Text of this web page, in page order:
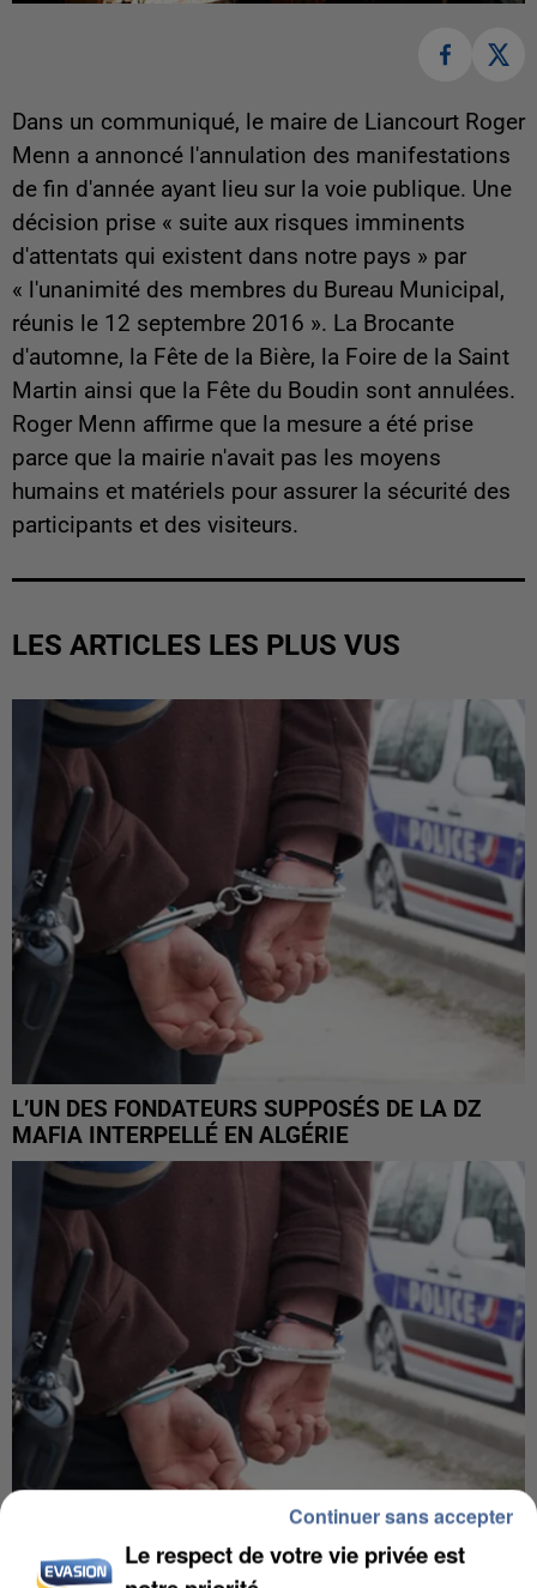
Dans un communiqué, le maire de Liancourt Roger
Menn a annoncé l'annulation des manifestations
de fin d'année ayant lieu sur la voie publique. Une
décision prise « suite aux risques imminents
d'attentats qui existent dans notre pays » par
« l'unanimité des membres du Bureau Municipal,
réunis le 12 septembre 2016 ». La Brocante
d'automne, la Fête de la Bière, la Foire de la Saint
Martin ainsi que la Fête du Boudin sont annulées.
Roger Menn affirme que la mesure a été prise
parce que la mairie n'avait pas les moyens
humains et matériels pour assurer la sécurité des
participants et des visiteurs.
LES ARTICLES LES PLUS VUS
L’UN DES FONDATEURS SUPPOSÉS DE LA DZ
MAFIA INTERPELLÉ EN ALGÉRIE
UN SECOND CADRE DE LA DZ MAFIA
Le respect de votre vie privée est
Continuer sans accepter